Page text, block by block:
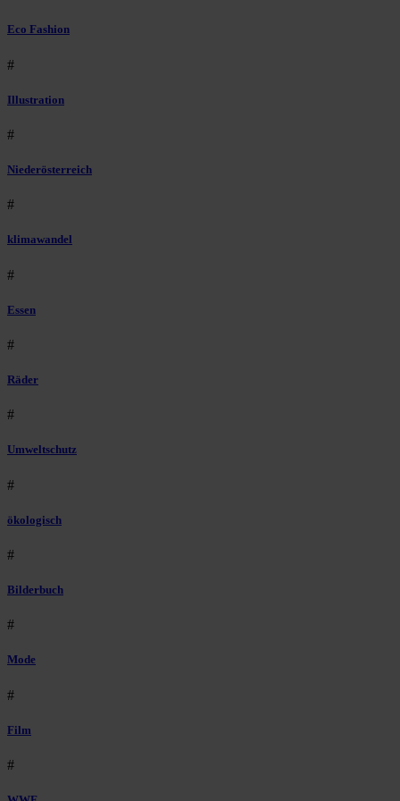
Eco Fashion
#
Illustration
#
Niederösterreich
#
klimawandel
#
Essen
#
Räder
#
Umweltschutz
#
ökologisch
#
Bilderbuch
#
Mode
#
Film
#